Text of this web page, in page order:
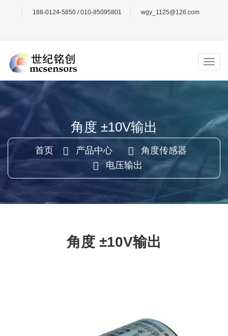
188-0124-5850 / 010-85095801 wgy_1125@126.com
角度 ±10V输出
首页 产品中心 > 角度传感器 >
电压输出
角度 ±10V输出